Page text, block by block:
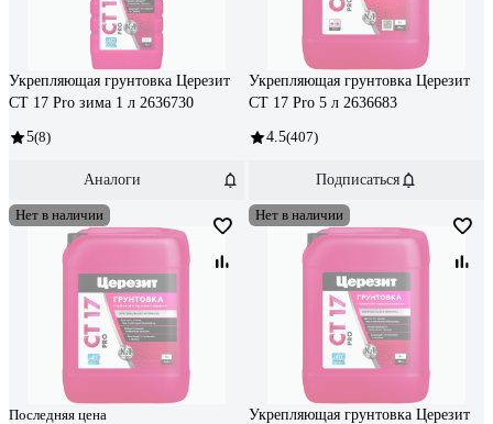
Укрепляющая грунтовка Церезит
CT 17 Pro зима 1 л 2636730
5(8)
Аналоги
Укрепляющая грунтовка Церезит
CT 17 Pro 5 л 2636683
4.5(407)
Подписаться
Нет в наличии
Последняя цена
Нет в наличии
Укрепляющая грунтовка Церезит